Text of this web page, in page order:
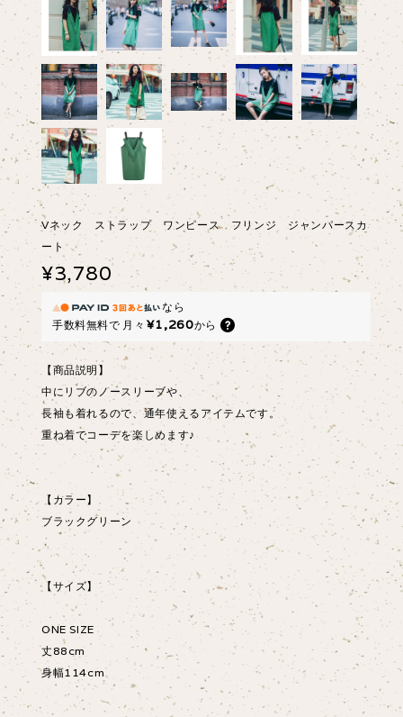
Vネック ストラップ ワンピース フリンジ ジャンパースカ
ート
¥3,780
なら
手数料無料で 月々 ¥1,260から
【商品説明】
中にリブのノースリーブや、
長袖も着れるので、通年使えるアイテムです。
重ね着でコーデを楽しめます♪
【カラー】
ブラックグリーン
【サイズ】
ONE SIZE
丈88cm
身幅114cm